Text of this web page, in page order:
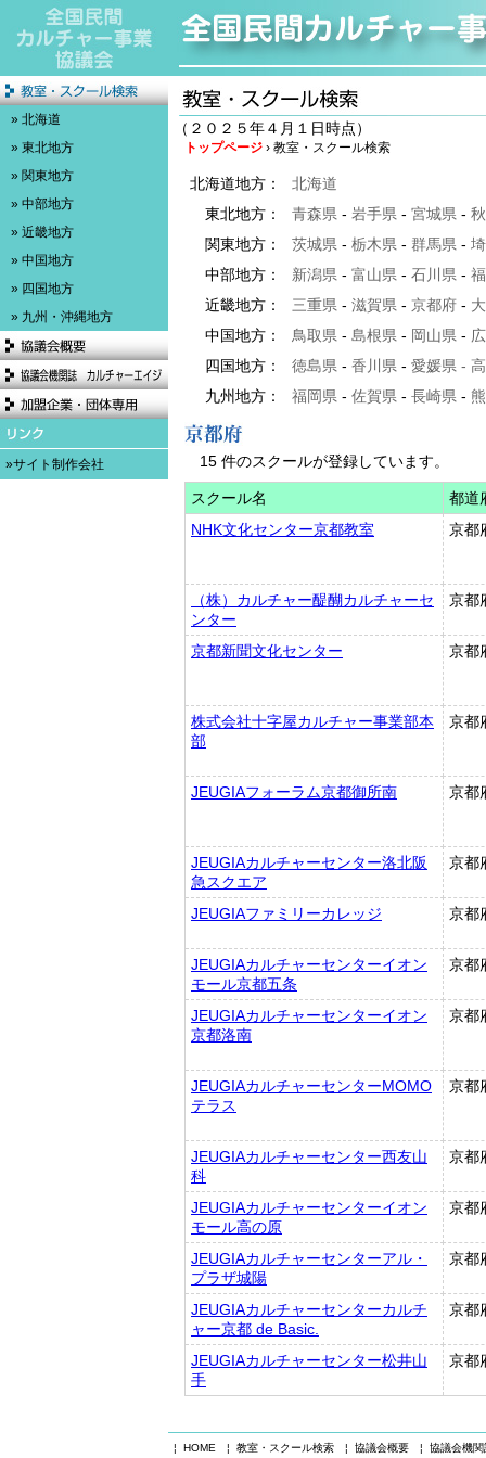
（２０２５年４月１日時点）
トップページ › 教室・スクール検索
北海道地方：
北海道
東北地方：
青森県 - 岩手県 - 宮城県 -
関東地方：
茨城県 - 栃木県 - 群馬県 -
中部地方：
新潟県 - 富山県 - 石川県 -
近畿地方：
三重県 - 滋賀県 - 京都府 -
中国地方：
鳥取県 - 島根県 - 岡山県 -
四国地方：
徳島県 - 香川県 - 愛媛県 -
九州地方：
福岡県 - 佐賀県 - 長崎県 -
15 件のスクールが登録しています。
スクール名
都道
NHK文化センター京都教室
京都
（株）カルチャー醍醐カルチャーセ
ンター
京都
京都新聞文化センター 京都
株式会社十字屋カルチャー事業部本
部
京都
JEUGIAフォーラム京都御所南 京都
JEUGIAカルチャーセンター洛北阪
急スクエア
京都
JEUGIAファミリーカレッジ 京都
JEUGIAカルチャーセンターイオン
モール京都五条
京都
JEUGIAカルチャーセンターイオン
京都洛南
京都
JEUGIAカルチャーセンターMOMO
テラス
京都
JEUGIAカルチャーセンター西友山
科
京都
JEUGIAカルチャーセンターイオン
モール高の原
京都
JEUGIAカルチャーセンターアル・
プラザ城陽
京都
JEUGIAカルチャーセンターカルチ
ャー京都 de Basic.
京都
JEUGIAカルチャーセンター松井山
手
京都
¦ HOME ¦ 教室・スクール検索 ¦ 協議会概要 ¦ 協議会機
» 北海道
» 東北地方
» 関東地方
» 中部地方
» 近畿地方
» 中国地方
» 四国地方
» 九州・沖縄地方
»サイト制作会社